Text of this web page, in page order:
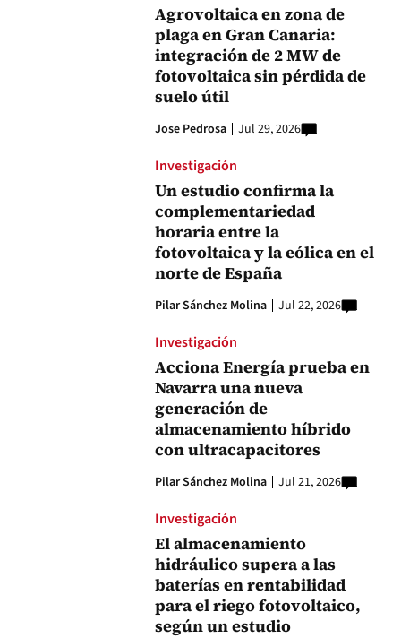
Agrovoltaica en zona de
plaga en Gran Canaria:
integración de 2 MW de
fotovoltaica sin pérdida de
suelo útil
Jose Pedrosa Jul 29, 2026
Investigación
Un estudio confirma la
complementariedad
horaria entre la
fotovoltaica y la eólica en el
norte de España
Pilar Sánchez Molina Jul 22, 2026
Investigación
Acciona Energía prueba en
Navarra una nueva
generación de
almacenamiento híbrido
con ultracapacitores
Pilar Sánchez Molina Jul 21, 2026
Investigación
El almacenamiento
hidráulico supera a las
baterías en rentabilidad
para el riego fotovoltaico,
según un estudio